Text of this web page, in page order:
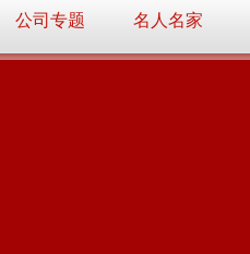
公司专题 名人名家